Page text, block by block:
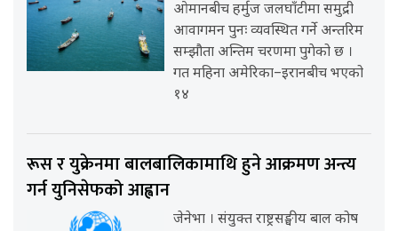
ओमानबीच हर्मुज जलघाँटीमा समुद्री
आवागमन पुनः व्यवस्थित गर्ने अन्तरिम
सम्झौता अन्तिम चरणमा पुगेको छ ।
गत महिना अमेरिका–इरानबीच भएको
१४
रूस र युक्रेनमा बालबालिकामाथि हुने आक्रमण अन्त्य
गर्न युनिसेफको आह्वान
जेनेभा । संयुक्त राष्ट्रसङ्घीय बाल कोष